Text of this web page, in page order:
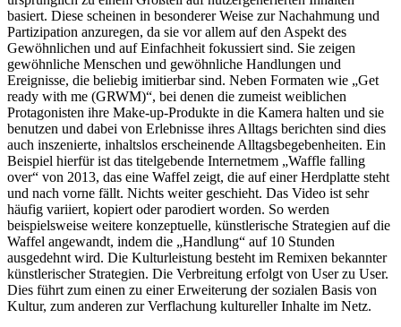
basiert. Diese scheinen in besonderer Weise zur Nachahmung und
Partizipation anzuregen, da sie vor allem auf den Aspekt des
Gewöhnlichen und auf Einfachheit fokussiert sind. Sie zeigen
gewöhnliche Menschen und gewöhnliche Handlungen und
Ereignisse, die beliebig imitierbar sind. Neben Formaten wie „Get
ready with me (GRWM)“, bei denen die zumeist weiblichen
Protagonisten ihre Make-up-Produkte in die Kamera halten und sie
benutzen und dabei von Erlebnisse ihres Alltags berichten sind dies
auch inszenierte, inhaltslos erscheinende Alltagsbegebenheiten. Ein
Beispiel hierfür ist das titelgebende Internetmem „Waffle falling
over“ von 2013, das eine Waffel zeigt, die auf einer Herdplatte steht
und nach vorne fällt. Nichts weiter geschieht. Das Video ist sehr
häufig variiert, kopiert oder parodiert worden. So werden
beispielsweise weitere konzeptuelle, künstlerische Strategien auf die
Waffel angewandt, indem die „Handlung“ auf 10 Stunden
ausgedehnt wird. Die Kulturleistung besteht im Remixen bekannter
künstlerischer Strategien. Die Verbreitung erfolgt von User zu User.
Dies führt zum einen zu einer Erweiterung der sozialen Basis von
Kultur, zum anderen zur Verflachung kultureller Inhalte im Netz.